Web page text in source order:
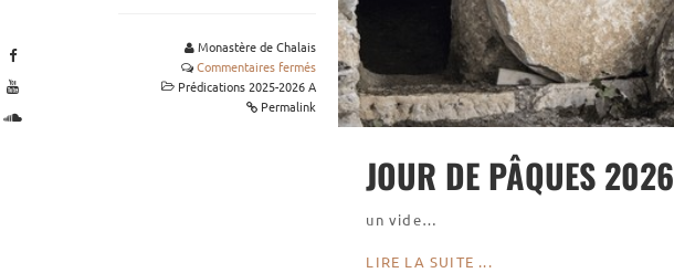
Monastère de Chalais
Commentaires fermés
Prédications 2025-2026 A
Permalink
JOUR DE PÂQUES 2026
un vide…
LIRE LA SUITE ...